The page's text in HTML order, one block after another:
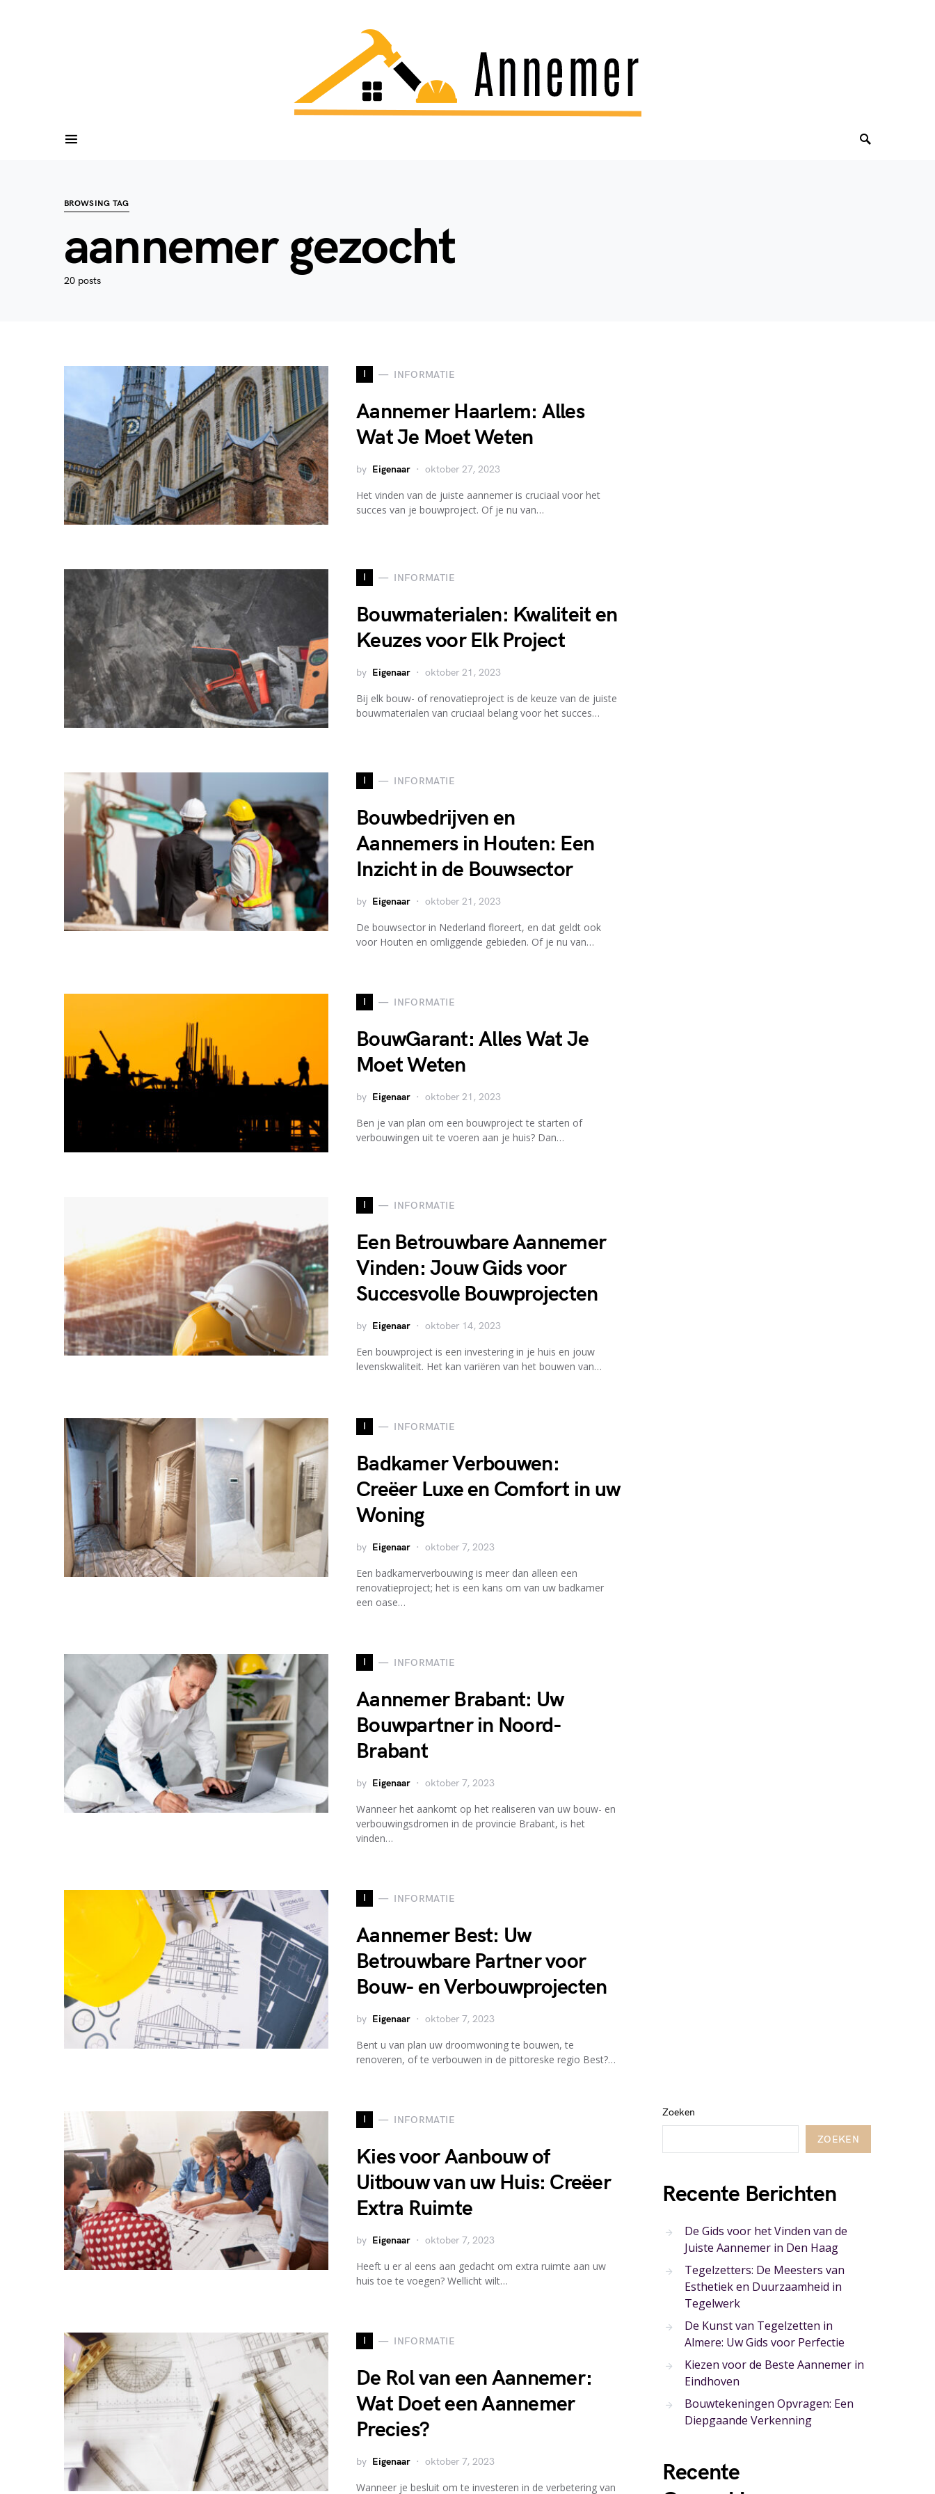
BROWSING TAG
aannemer gezocht
20 posts
I INFORMATIE
Aannemer Haarlem: Alles
Wat Je Moet Weten
by Eigenaar oktober 27, 2023
Het vinden van de juiste aannemer is cruciaal voor het
succes van je bouwproject. Of je nu van…
I INFORMATIE
Bouwmaterialen: Kwaliteit en
Keuzes voor Elk Project
by Eigenaar oktober 21, 2023
Bij elk bouw- of renovatieproject is de keuze van de juiste
bouwmaterialen van cruciaal belang voor het succes…
I INFORMATIE
Bouwbedrijven en
Aannemers in Houten: Een
Inzicht in de Bouwsector
by Eigenaar oktober 21, 2023
De bouwsector in Nederland floreert, en dat geldt ook
voor Houten en omliggende gebieden. Of je nu van…
I INFORMATIE
BouwGarant: Alles Wat Je
Moet Weten
by Eigenaar oktober 21, 2023
Ben je van plan om een bouwproject te starten of
verbouwingen uit te voeren aan je huis? Dan…
I INFORMATIE
Een Betrouwbare Aannemer
Vinden: Jouw Gids voor
Succesvolle Bouwprojecten
by Eigenaar oktober 14, 2023
Een bouwproject is een investering in je huis en jouw
levenskwaliteit. Het kan variëren van het bouwen van…
I INFORMATIE
Badkamer Verbouwen:
Creëer Luxe en Comfort in uw
Woning
by Eigenaar oktober 7, 2023
Een badkamerverbouwing is meer dan alleen een
renovatieproject; het is een kans om van uw badkamer
een oase…
I INFORMATIE
Aannemer Brabant: Uw
Bouwpartner in Noord-
Brabant
by Eigenaar oktober 7, 2023
Wanneer het aankomt op het realiseren van uw bouw- en
verbouwingsdromen in de provincie Brabant, is het
vinden…
I INFORMATIE
Aannemer Best: Uw
Betrouwbare Partner voor
Bouw- en Verbouwprojecten
by Eigenaar oktober 7, 2023
Bent u van plan uw droomwoning te bouwen, te
renoveren, of te verbouwen in de pittoreske regio Best?…
I INFORMATIE
Kies voor Aanbouw of
Uitbouw van uw Huis: Creëer
Extra Ruimte
by Eigenaar oktober 7, 2023
Heeft u er al eens aan gedacht om extra ruimte aan uw
huis toe te voegen? Wellicht wilt…
I INFORMATIE
De Rol van een Aannemer:
Wat Doet een Aannemer
Precies?
by Eigenaar oktober 7, 2023
Wanneer je besluit om te investeren in de verbetering van
Zoeken
ZOEKEN
Recente Berichten
De Gids voor het Vinden van de
Juiste Aannemer in Den Haag
Tegelzetters: De Meesters van
Esthetiek en Duurzaamheid in
Tegelwerk
De Kunst van Tegelzetten in
Almere: Uw Gids voor Perfectie
Kiezen voor de Beste Aannemer in
Eindhoven
Bouwtekeningen Opvragen: Een
Diepgaande Verkenning
Recente